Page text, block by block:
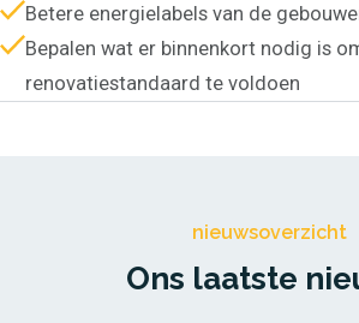
inspecties
NEN2580
BENG-
juli
Betere energielabels van de
Bepalen wat er binnenkort nodig is
renovatiestandaard te voldoen
Ons laatste
nieuwsoverzicht